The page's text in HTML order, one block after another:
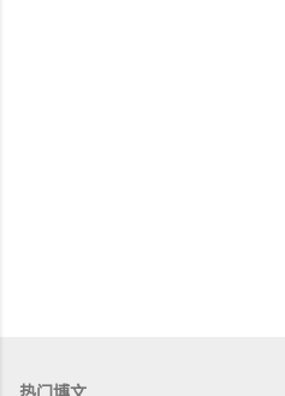
热门博文